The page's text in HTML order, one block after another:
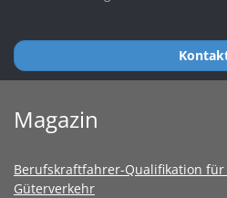
Magazin
Berufskraftfahrer-Qualifikation
Güterverkehr